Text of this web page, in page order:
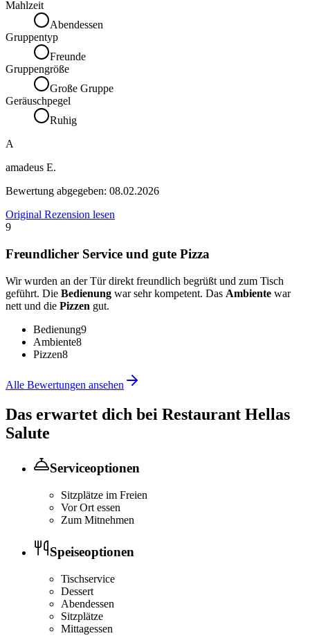
Mahlzeit
Abendessen
Gruppentyp
Freunde
Gruppengröße
Große Gruppe
Geräuschpegel
Ruhig
A
amadeus E.
Bewertung abgegeben: 08.02.2026
Original Rezension lesen
9
Freundlicher Service und gute Pizza
Wir wurden an der Tür direkt freundlich begrüßt und zum Tisch
geführt. Die Bedienung war sehr kompetent. Das Ambiente war
nett und die Pizzen gut.
Bedienung9
Ambiente8
Pizzen8
Alle Bewertungen ansehen
Das erwartet dich bei Restaurant Hellas
Salute
Serviceoptionen
Sitzplätze im Freien
Vor Ort essen
Zum Mitnehmen
Speiseoptionen
Tischservice
Dessert
Abendessen
Sitzplätze
Mittagessen